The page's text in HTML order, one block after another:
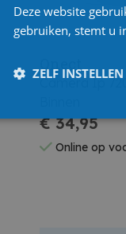
Camera Ip
€ 34,95
Online op
Deze website
gebruiken, stemt u
ZELF INSTELLEN